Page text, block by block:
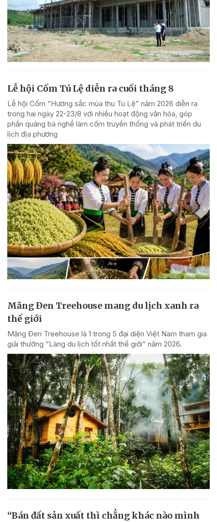
Lễ hội Cốm Tú Lệ diễn ra cuối tháng 8
Lễ hội Cốm “Hương sắc mùa thu Tú Lệ” năm 2026 diễn ra
trong hai ngày 22-23/8 với nhiều hoạt động văn hóa, góp
phần quảng bá nghề làm cốm truyền thống và phát triển du
lịch địa phương
Măng Đen Treehouse mang du lịch xanh ra
thế giới
Măng Đen Treehouse là 1 trong 5 đại diện Việt Nam tham gia
giải thưởng “Làng du lịch tốt nhất thế giới” năm 2026.
“Bán đất sản xuất thì chẳng khác nào mình